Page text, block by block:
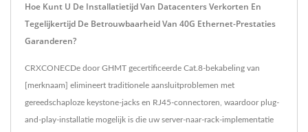
Hoe Kunt U De Installatietijd Van Datacenters Verkorten En
Tegelijkertijd De Betrouwbaarheid Van 40G Ethernet-Prestaties
Garanderen?
CRXCONECDe door GHMT gecertificeerde Cat.8-bekabeling van
[merknaam] elimineert traditionele aansluitproblemen met
gereedschaploze keystone-jacks en RJ45-connectoren, waardoor plug-
and-play-installatie mogelijk is die uw server-naar-rack-implementatie